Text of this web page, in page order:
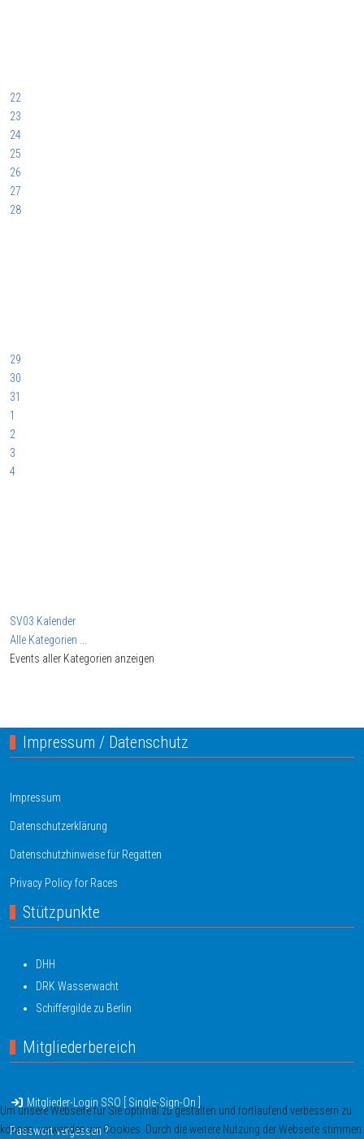
22
23
24
25
26
27
28
29
30
31
1
2
3
4
SV03 Kalender
Alle Kategorien ...
Events aller Kategorien anzeigen
Impressum / Datenschutz
Impressum
Datenschutzerklärung
Datenschutzhinweise für Regatten
Privacy Policy for Races
Stützpunkte
DHH
DRK Wasserwacht
Schiffergilde zu Berlin
Mitgliederbereich
Mitglieder-Login SSO [ Single-Sign-On ]
Passwort vergessen ?
Um unsere Webseite für Sie optimal zu gestalten und fortlaufend verbessern zu
können, verwenden wir Cookies. Durch die weitere Nutzung der Webseite stimmen